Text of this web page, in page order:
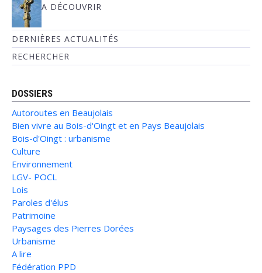
A DÉCOUVRIR
DERNIÈRES ACTUALITÉS
RECHERCHER
DOSSIERS
Autoroutes en Beaujolais
Bien vivre au Bois-d'Oingt et en Pays Beaujolais
Bois-d'Oingt : urbanisme
Culture
Environnement
LGV- POCL
Lois
Paroles d'élus
Patrimoine
Paysages des Pierres Dorées
Urbanisme
A lire
Fédération PPD